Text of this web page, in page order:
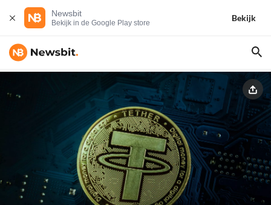
Newsbit
Bekijk in de Google Play store
Bekijk